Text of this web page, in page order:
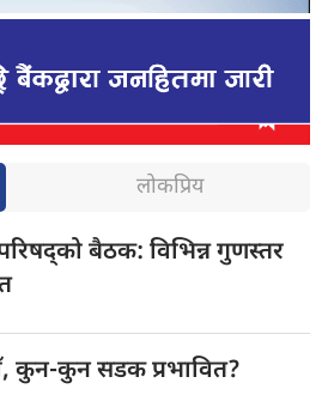
लोकप्रिय
बैठक: विभिन्न गुणस्तर
कुन-कुन सडक प्रभावित?